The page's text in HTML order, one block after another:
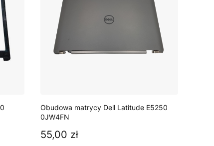
Obudowa matrycy Dell Latitude E5250
0JW4FN
Cena
55,00 zł